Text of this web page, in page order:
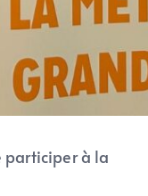
participer à la